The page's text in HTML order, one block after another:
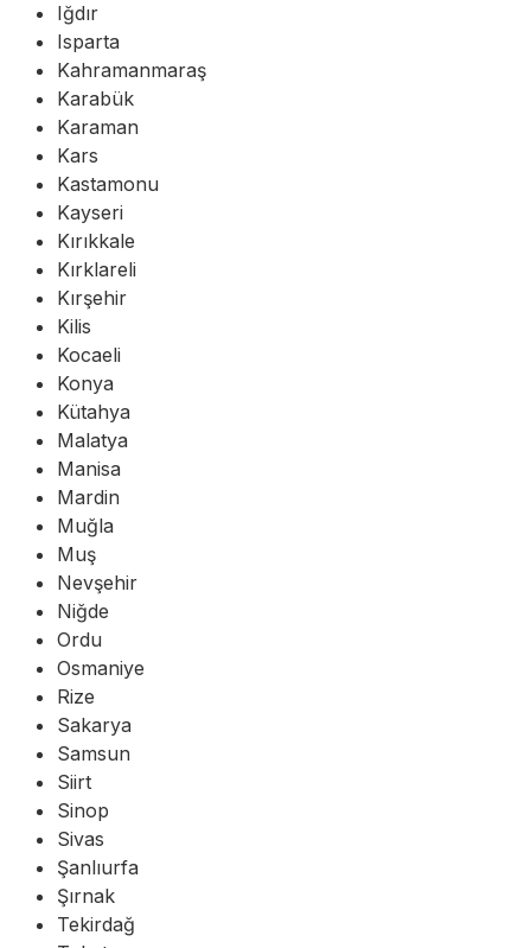
Iğdır
Isparta
Kahramanmaraş
Karabük
Karaman
Kars
Kastamonu
Kayseri
Kırıkkale
Kırklareli
Kırşehir
Kilis
Kocaeli
Konya
Kütahya
Malatya
Manisa
Mardin
Muğla
Muş
Nevşehir
Niğde
Ordu
Osmaniye
Rize
Sakarya
Samsun
Siirt
Sinop
Sivas
Şanlıurfa
Şırnak
Tekirdağ